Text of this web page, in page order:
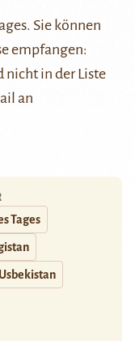
Sie können
empfangen:
nicht in der Liste
an
Tages
Usbekistan